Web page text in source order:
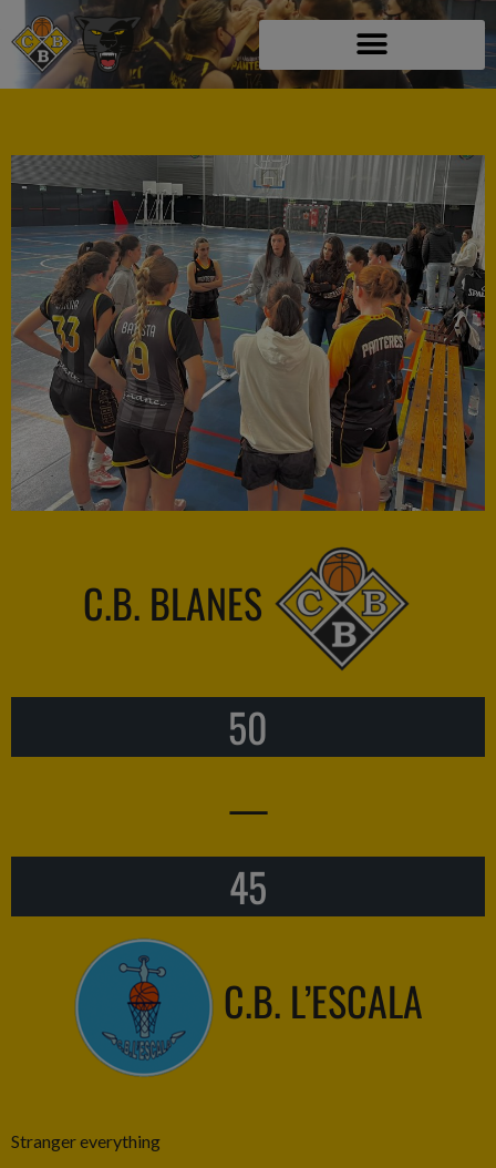
C.B. BLANES
50
—
45
C.B. L’ESCALA
Stranger everything